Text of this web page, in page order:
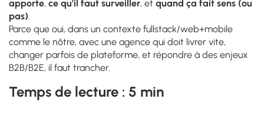
apporte, ce qu’il faut surveiller, et quand ça fait sens (ou
pas).
Parce que oui, dans un contexte fullstack/web+mobile
comme le nôtre, avec une agence qui doit livrer vite,
changer parfois de plateforme, et répondre à des enjeux
B2B/B2E, il faut trancher.
Temps de lecture : 5 min